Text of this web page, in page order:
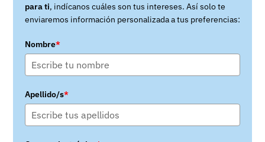
para ti, indícanos cuáles son tus intereses. Así solo te
enviaremos información personalizada a tus preferencias:
Nombre*
Apellido/s*